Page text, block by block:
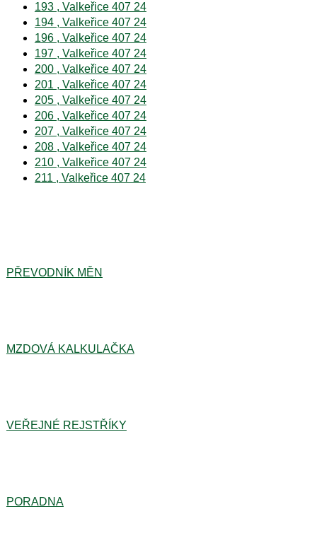
193 , Valkeřice 407 24
194 , Valkeřice 407 24
196 , Valkeřice 407 24
197 , Valkeřice 407 24
200 , Valkeřice 407 24
201 , Valkeřice 407 24
205 , Valkeřice 407 24
206 , Valkeřice 407 24
207 , Valkeřice 407 24
208 , Valkeřice 407 24
210 , Valkeřice 407 24
211 , Valkeřice 407 24
PŘEVODNÍK MĚN
MZDOVÁ KALKULAČKA
VEŘEJNÉ REJSTŘÍKY
PORADNA